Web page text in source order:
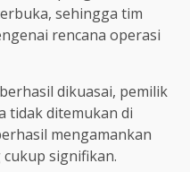
sehingga tim
rencana operasi
dikuasai, pemilik
tidak ditemukan di
mengamankan
signifikan.